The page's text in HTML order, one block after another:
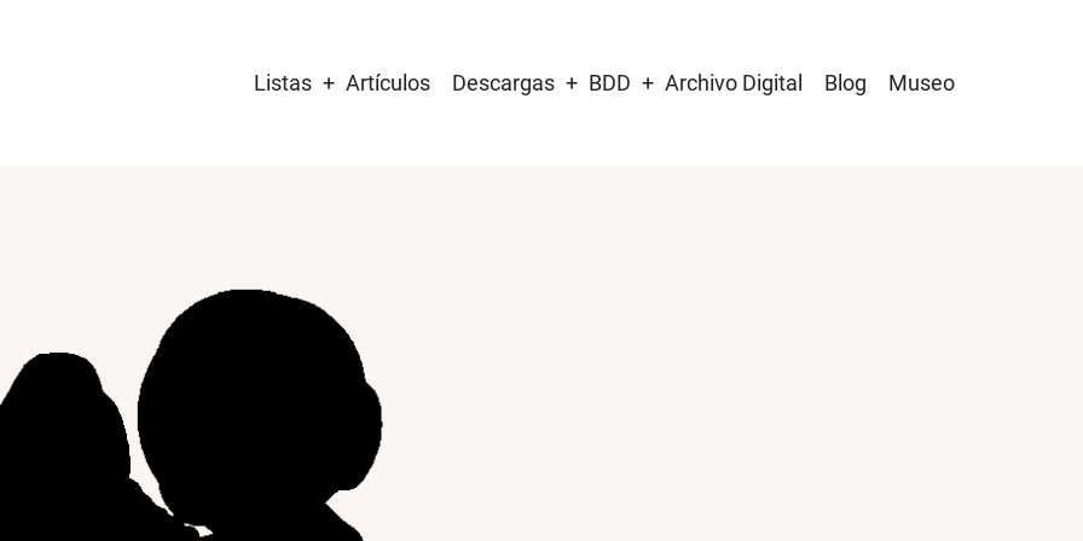
navigation
Listas Artículos Descargas BDD Archivo Digital Blog Museo